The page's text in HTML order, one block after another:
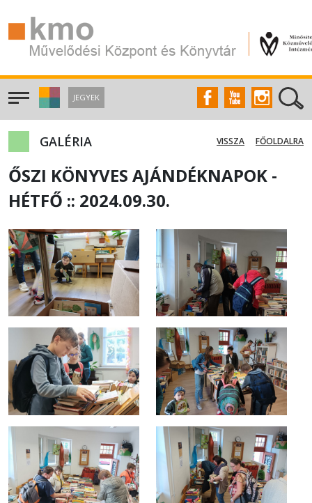
JEGYEK
GALÉRIA FŐOLDALRA
VISSZA
ŐSZI KÖNYVES AJÁNDÉKNAPOK -
HÉTFŐ :: 2024.09.30.